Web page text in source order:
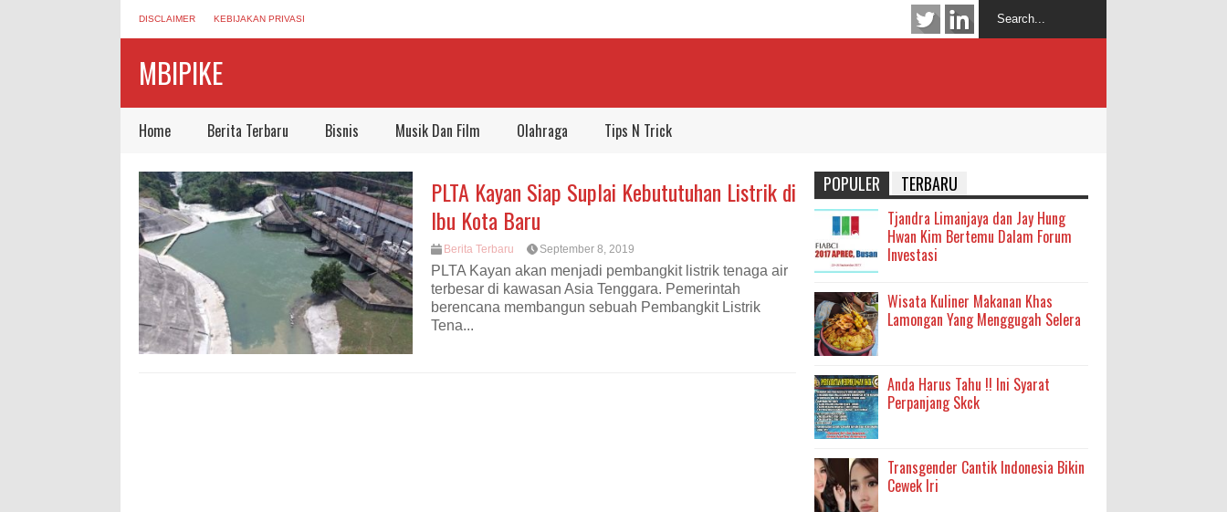
DISCLAIMER KEBIJAKAN PRIVASI
MBIPIKE
Home Berita Terbaru Bisnis Musik Dan Film Olahraga Tips N Trick
PLTA Kayan Siap Suplai Kebututuhan Listrik di
Ibu Kota Baru
Berita Terbaru September 8, 2019
PLTA Kayan akan menjadi pembangkit listrik tenaga air
terbesar di kawasan Asia Tenggara. Pemerintah
berencana membangun sebuah Pembangkit Listrik
Tena...
POPULER TERBARU
Tjandra Limanjaya dan Jay Hung
Hwan Kim Bertemu Dalam Forum
Investasi
Wisata Kuliner Makanan Khas
Lamongan Yang Menggugah Selera
Anda Harus Tahu !! Ini Syarat
Perpanjang Skck
Transgender Cantik Indonesia Bikin
Cewek Iri